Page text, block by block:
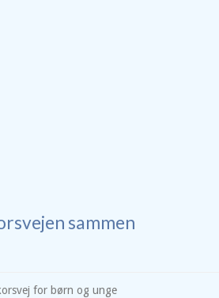
sammen
for børn og unge